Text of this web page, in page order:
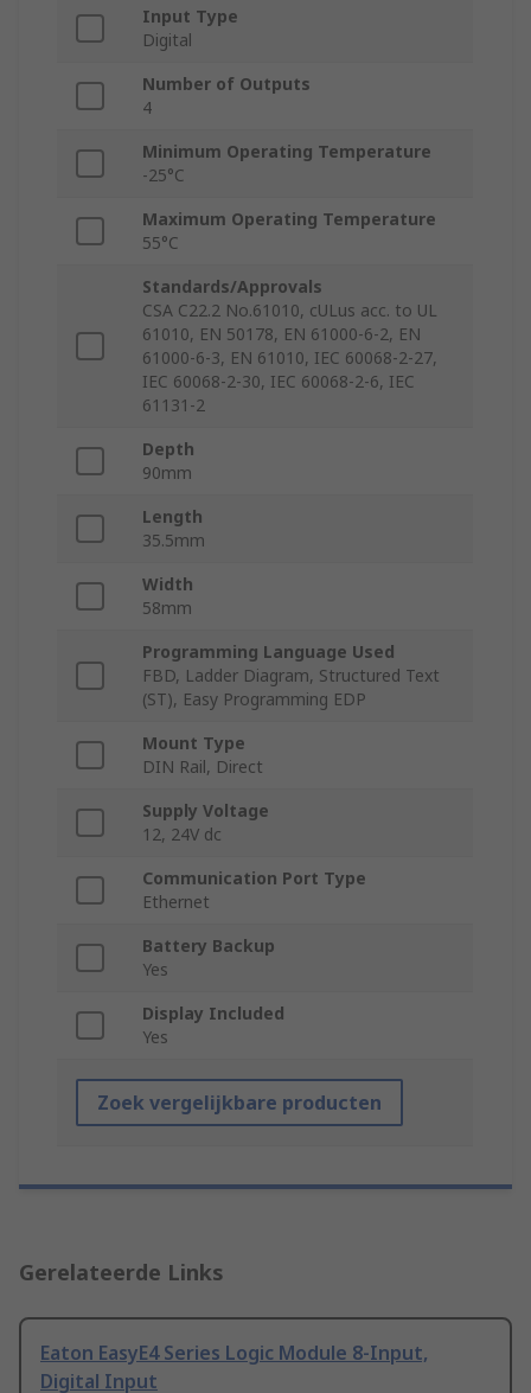
Input Type
Digital
Number of Outputs
4
Minimum Operating Temperature
-25°C
Maximum Operating Temperature
55°C
Standards/Approvals
CSA C22.2 No.61010, cULus acc. to UL
61010, EN 50178, EN 61000-6-2, EN
61000-6-3, EN 61010, IEC 60068-2-27,
IEC 60068-2-30, IEC 60068-2-6, IEC
61131-2
Depth
90mm
Length
35.5mm
Width
58mm
Programming Language Used
FBD, Ladder Diagram, Structured Text
(ST), Easy Programming EDP
Mount Type
DIN Rail, Direct
Supply Voltage
12, 24V dc
Communication Port Type
Ethernet
Battery Backup
Yes
Display Included
Yes
Zoek vergelijkbare producten
Gerelateerde Links
Eaton EasyE4 Series Logic Module 8-Input,
Digital Input